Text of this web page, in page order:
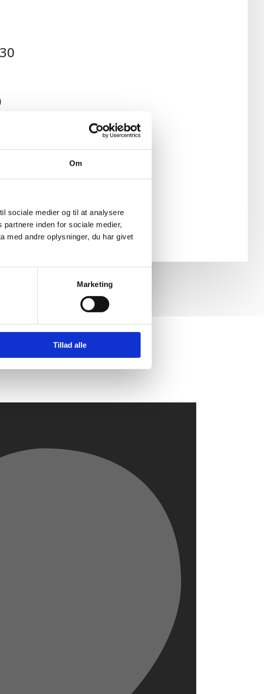
Om
sociale medier og til at analysere
inden for sociale medier,
med andre oplysninger, du har givet
Marketing
Tillad alle